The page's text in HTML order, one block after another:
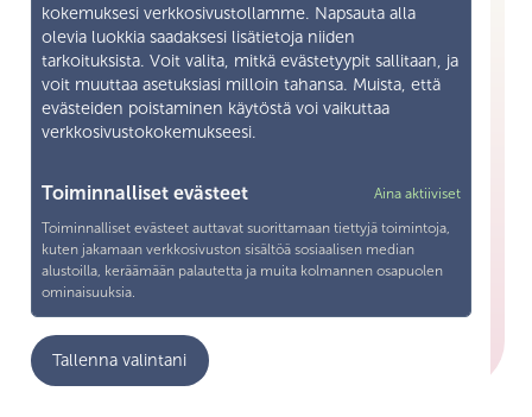
kokemuksesi verkkosivustollamme. Napsauta alla
olevia luokkia saadaksesi lisätietoja niiden
tarkoituksista. Voit valita, mitkä evästetyypit sallitaan, ja
voit muuttaa asetuksiasi milloin tahansa. Muista, että
evästeiden poistaminen käytöstä voi vaikuttaa
verkkosivustokokemukseesi.
Toiminnalliset evästeet Aina aktiiviset
Toiminnalliset evästeet auttavat suorittamaan tiettyjä toimintoja,
kuten jakamaan verkkosivuston sisältöä sosiaalisen median
alustoilla, keräämään palautetta ja muita kolmannen osapuolen
ominaisuuksia.
Analytiikka
Analyytiikka-evästeitä käytetään ymmärtämään, miten vierailijat
Tallenna valintani
Liity jäseneksi
Henkilötietojen käsittely
Tietosuojaseloste
Yhteystiedot
Snellmaninkatu 19—21 F 13 00170 Helsingfors
040 571 1038
toimisto@skillary.fi